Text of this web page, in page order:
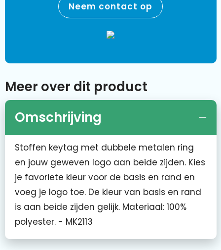
Neem contact op
Meer over dit product
Omschrijving
Stoffen keytag met dubbele metalen ring
en jouw geweven logo aan beide zijden. Kies
je favoriete kleur voor de basis en rand en
voeg je logo toe. De kleur van basis en rand
is aan beide zijden gelijk. Materiaal: 100%
polyester. - MK2113